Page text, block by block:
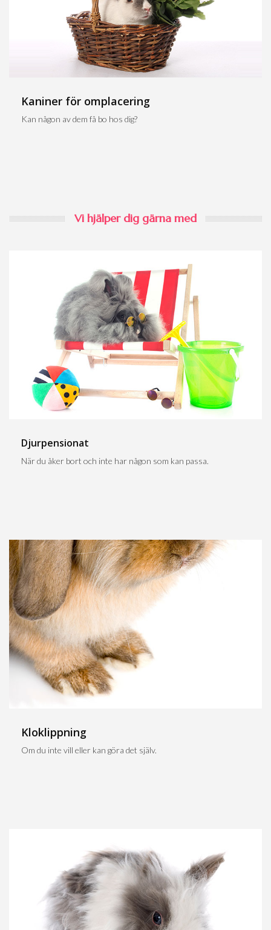
Kaniner för omplacering
Kan någon av dem få bo hos dig?
Vi hjälper dig gärna med
Djurpensionat
När du åker bort och inte har någon som kan passa.
Kloklippning
Om du inte vill eller kan göra det själv.